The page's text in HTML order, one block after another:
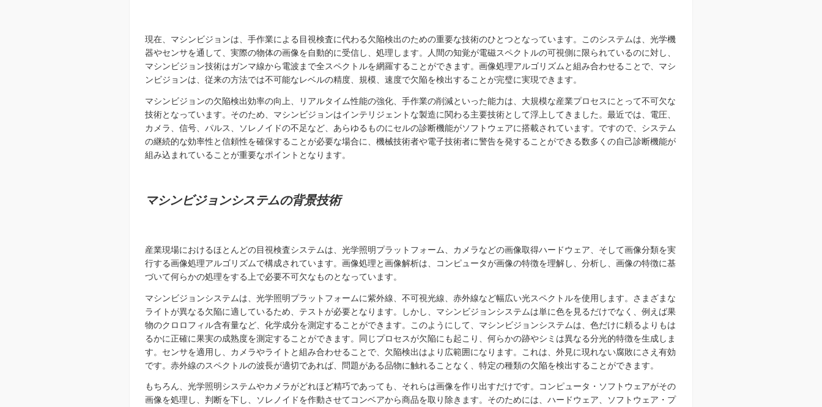
現在、マシンビジョンは、手作業による目視検査に代わる欠陥検出のための重要な技術のひとつとなっています。このシステムは、光学機
器やセンサを通して、 実際の物体の画像を自動的に受信し、処理します。人間の知覚が電磁スペクトルの可視側に限られているのに対し、
マシンビジョン技術はガンマ線から電波まで全スペクトルを網羅することができます。画像処理アルゴリズムと組み合わせることで、マシ
ンビジョンは、従来の方法では不可能なレベルの精度、規模、速度で欠陥を検出することが完璧に実現できます。
マシンビジョンの欠陥検出効率の向上、リアルタイム性能の強化、手作業の削減といった能力は、大規模な産業プロセスにとって不可欠な
技術となっています。そのため、マシンビジョンはインテリジェントな製造に関わる主要技術として浮上してきました。最近では、電圧、
カメラ、信号、パルス、ソレノイドの不足など、あらゆるものにセルの診断機能がソフトウェアに搭載されています。ですので、システム
の継続的な効率性と信頼性を確保することが必要な場合に、機械技術者や電子技術者に警告を発することができる数多くの自己診断機能が
組み込まれていることが重要なポイントとなります。
マシンビジョンシステムの背景技術
産業現場におけるほとんどの目視検査システムは、光学照明プラットフォーム、カメラなどの画像取得ハードウェア、そして画像分類を実
行する画像処理アルゴリズムで構成されています。画像処理と画像解析は、コンピュータが画像の特徴を理解し、分析し、画像の特徴に基
づいて何らかの処理をする上で必要不可欠なものとなっています。
マシンビジョンシステムは、光学照明プラットフォームに紫外線、不可視光線、赤外線など幅広い光スペクトルを使用します。さまざまな
ライトが異なる欠陥に適しているため、テストが必要となります。しかし、マシンビジョンシステムは単に色を見るだけでなく、例えば果
物のクロロフィル含有量など、化学成分を測定することができます。このようにして、マシンビジョンシステムは、色だけに頼るよりもは
るかに正確に果実の成熟度を測定することができます。同じプロセスが欠陥にも起こり、何らかの跡やシミは異なる分光的特徴を生成しま
す。センサを適用し、カメラやライトと組み合わせることで、欠陥検出はより広範囲になります。これは、外見に現れない腐敗にさえ有効
です。赤外線のスペクトルの波長が適切であれば、問題がある品物に触れることなく、特定の種類の欠陥を検出することができます。
もちろん、光学照明システムやカメラがどれほど精巧であっても、それらは画像を作り出すだけです。コンピュータ・ソフトウェアがその
画像を処理し、判断を下し、ソレノイドを作動させてコンベアから商品を取り除きます。そのためには、ハードウェア、ソフトウェア・プ